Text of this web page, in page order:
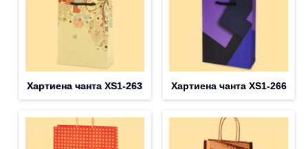
Хартиена чанта XS1-263 Хартиена чанта XS1-266